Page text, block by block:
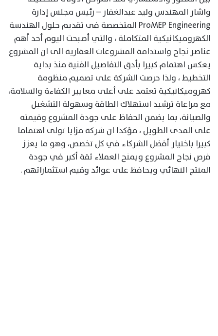
واشار المهندس وليد عبدالغفار – رئيس مجلس إدارة
ProMEP Engineering المتخصصة فى تقديم حلول الهندسة
الكهروميكانيكية المتكاملة ، والتي أصبحت اليوم أحد أهم
عناصر نجاح واستدامة المشروعات العقارية الى ان المشروع
يعكس اهتمام كبيرا بأدق التفاصيل الفنية منذ بداية
التخطيط ، ولذا حرصت الشركة على تصميم منظومة
كهروميكانيكية تعتمد على أعلى معايير الكفاءة والسلامة،
مع مراعاة ترشيد استهلاك الطاقة وسهولة التشغيل
والصيانة، بما يضمن الحفاظ على جودة المشروع وقيمته
على المدى الطويل ، مؤكدا ان شركة مزايا تولى اهتماما
كبيرا باختيار أفضل الشركاء في كل تخصص، وهو ما يعزز
فرص نجاح المشروع ويمنح العملاء ثقة أكبر في جودة
المنتج النهائي ويحافظ على عوائد وقيم استثماراتهم .